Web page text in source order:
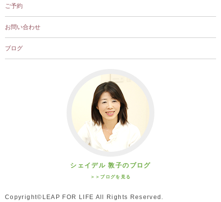
ご予約
お問い合わせ
ブログ
シェイデル 敦子のブログ
＞＞ブログを見る
Copyright©LEAP FOR LIFE All Rights Reserved.